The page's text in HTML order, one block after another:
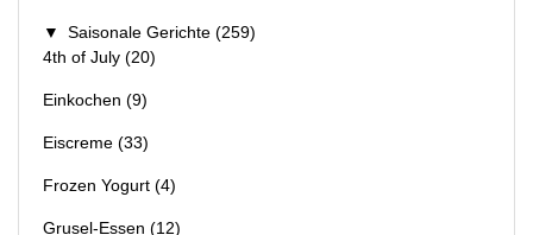
▼ Saisonale Gerichte (259)
4th of July (20)
Einkochen (9)
Eiscreme (33)
Frozen Yogurt (4)
Grusel-Essen (12)